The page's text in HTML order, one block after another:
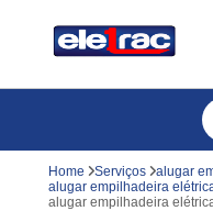
Home Serviços
alugar
alugar empilhadeira
alugar empilhadeira